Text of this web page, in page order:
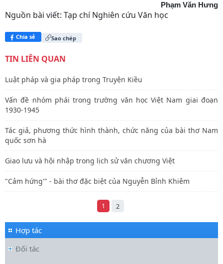
Phạm Văn Hưng
Nguồn bài viết: Tạp chí Nghiên cứu Văn học
Chia sẻ Sao chép
TIN LIÊN QUAN
Luật pháp và gia pháp trong Truyện Kiều
Vấn đề nhóm phái trong trường văn học Việt Nam giai đoạn
1930-1945
Tác giả, phương thức hình thành, chức năng của bài thơ Nam
quốc sơn hà
Giao lưu và hội nhập trong lịch sử văn chương Việt
"Cảm hứng'" - bài thơ đặc biệt của Nguyễn Bỉnh Khiêm
1 2
Hợp tác
Đối tác